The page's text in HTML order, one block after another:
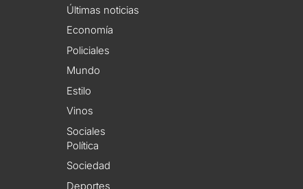
Últimas noticias
Economía
Policiales
Mundo
Estilo
Vinos
Sociales
Política
Sociedad
Deportes